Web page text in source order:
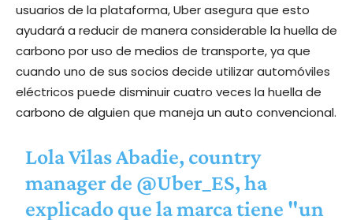
usuarios de la plataforma, Uber asegura que esto
ayudará a reducir de manera considerable la huella de
carbono por uso de medios de transporte, ya que
cuando uno de sus socios decide utilizar automóviles
eléctricos puede disminuir cuatro veces la huella de
carbono de alguien que maneja un auto convencional.
Lola Vilas Abadie, country
manager de @Uber_ES, ha
explicado que la marca tiene "un